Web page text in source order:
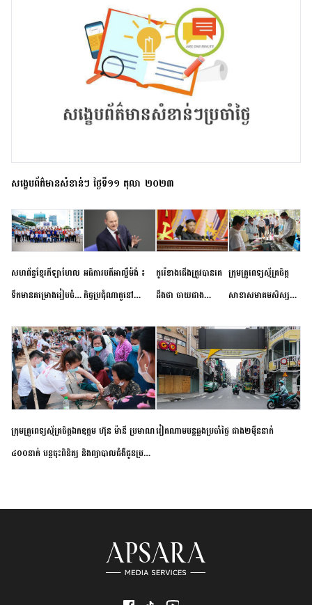
សង្ខេបព័ត៌មានសំខាន់ៗ ថ្ងៃទី១១ តុលា ២០២៣
សហព័ន្ធខ្មែរកីឡាហែល
ទឹកមានគម្រោងរៀបចំ
កម្រិតបឋម ដល់ឧត្តម
សិក្សានាពេលខាងមុខ
អធិការបតីអាល្លឺម៉ង់ ៖
កិច្ចប្រជុំណាតូនៅ
ខាងមុខនឹងបញ្ជូនសញ្ញា
នៃភាពស្អិតរមួត និង
ការប្តេជ្ញាចិត្ត
កូរ៉េខាងជើងត្រូវបានគេ
ដឹងថា ចាយជាង
អភិវឌ្ឍន៍នុយក្លេអ៊ែរ
ក្រុមគ្រូពេទ្យស្ម័គ្រចិត្ត
សាខាសមាគមសិស្ស
ខេត្តកំពង់ចាម ចុះពិនិត្យ
ពិគ្រោះជំងឺទូទៅ និងផ្តល់
ថ្នាំពេទ្យជូនប្រជាពលរដ្ឋ
រស់នៅសង្កាត់បឹងកុក
ក្រុមគ្រូពេទ្យស្ម័គ្រចិត្តឯកឧត្តម ហ៊ុន ម៉ានី ប្រមាណ
៤០០នាក់ បន្តចុះពិនិត្យ និងព្យាបាលជំងឺជូនប្រជា
វៀតណាម​បន្ត​ឆ្លង​ប្រចាំថ្ងៃ​ ​ជាង​២​ម៉ឺន​នាក់​